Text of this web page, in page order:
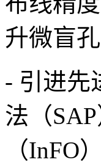
升微盲
- 引进先
法（
（InFO